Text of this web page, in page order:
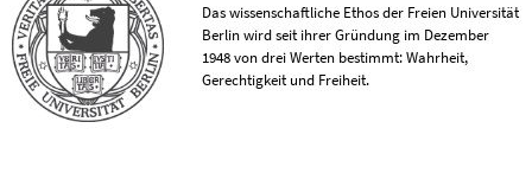
Das wissenschaftliche Ethos der Freien Universität
Berlin wird seit ihrer Gründung im Dezember
1948 von drei Werten bestimmt: Wahrheit,
Gerechtigkeit und Freiheit.